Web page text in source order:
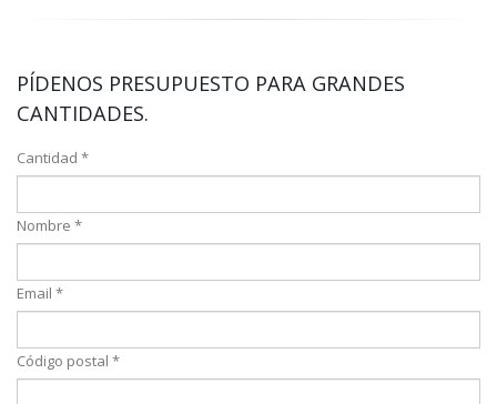
PÍDENOS PRESUPUESTO PARA GRANDES
CANTIDADES.
Cantidad *
Nombre *
Email *
Código postal *